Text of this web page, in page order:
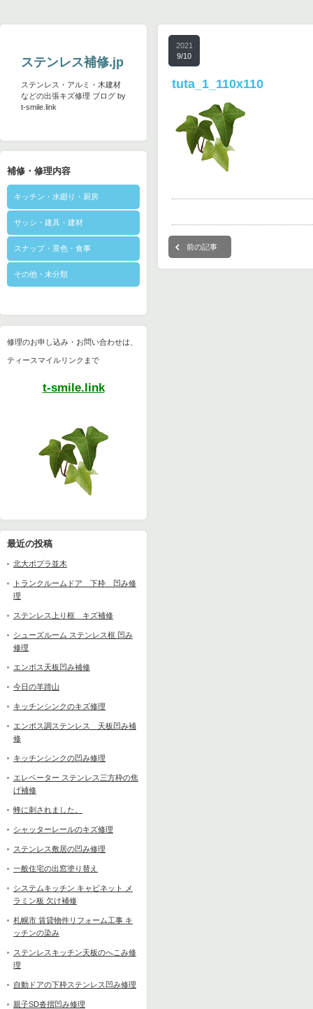
ステンレス補修.jp
ステンレス・アルミ・木建材
などの出張キズ修理 ブログ by
t-smile.link
補修・修理内容
キッチン・水廻り・厨房
サッシ・建具・建材
スナップ・景色・食事
その他・未分類
修理のお申し込み・お問い合わせは、
ティースマイルリンクまで
t-smile.link
最近の投稿
北大ポプラ並木
トランクルームドア 下枠 凹み修
理
ステンレス上り框 キズ補修
シューズルーム ステンレス框 凹み
修理
エンボス天板凹み補修
今日の羊蹄山
キッチンシンクのキズ修理
エンボス調ステンレス 天板凹み補
修
キッチンシンクの凹み修理
エレベーター ステンレス三方枠の焦
げ補修
蜂に刺されました。
シャッターレールのキズ修理
ステンレス敷居の凹み修理
一般住宅の出窓塗り替え
システムキッチン キャビネット メ
ラミン板 欠け補修
札幌市 賃貸物件リフォーム工事 キ
ッチンの染み
ステンレスキッチン天板のへこみ修
理
自動ドアの下枠ステンレス凹み修理
親子SD沓摺凹み修理
2021
9/10
tuta_1_110x110
前の記事